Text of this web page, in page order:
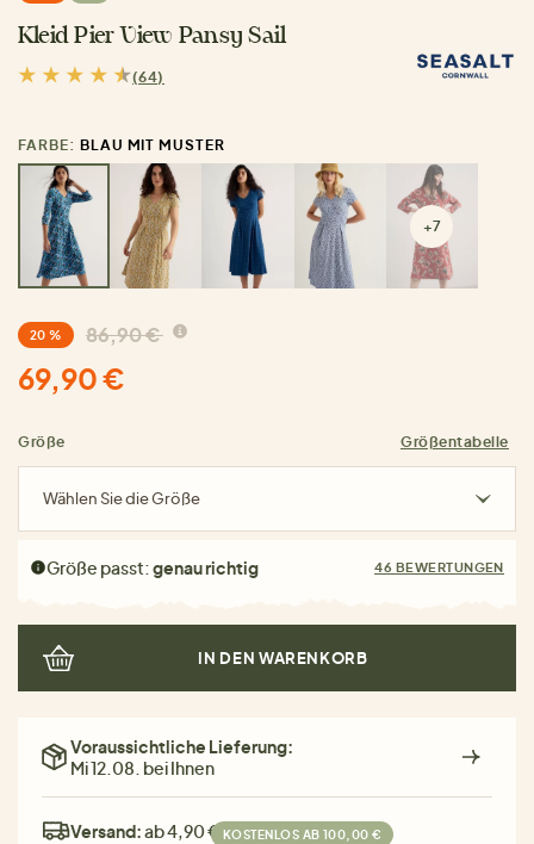
Kleid Pier View Pansy Sail
(64)
FARBE: BLAU MIT MUSTER
+7
20 % 86,90 €
69,90 €
Größe Größentabelle
Wählen Sie die Größe
Größe passt:genau richtig 46 BEWERTUNGEN
IN DEN WARENKORB
Voraussichtliche Lieferung:
Mi 12.08. bei Ihnen
Versand:ab 4,90 € KOSTENLOS AB 100,00 €